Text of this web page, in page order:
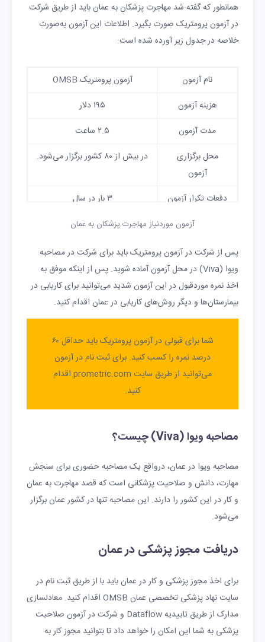
همانطور که گفته شد مهاجرت پزشکان به عمان باید از طریق شرکت
در آزمون پرومتریک صورت بگیرد. اطلاعات این آزمون به‌صورت
خلاصه در جدول زیر آورده شده است:
نام آزمون
آزمون پرومتریک OMSB
هزینه آزمون
۱۹۵ دلار
مدت آزمون
۲.۵ ساعت
محل برگزاری
آزمون
در بیش از ۸۰ کشور برگزار می‌شود.
دفعات تکرار آزمون ۳ بار در سال
آزمون موردنیاز مهاجرت پزشکان به عمان
پس از شرکت در آزمون پرومتریک باید برای شرکت در مصاحبه
ویوا (Viva) در محل آزمون آماده شوید. پس از اینکه موفق به
اخذ نمره موردقبول در این آزمون شدید می‌توانید برای کاریابی در
بیمارستان‌ها و دیگر روش‌های کاریابی در عمان اقدام کنید.
شما برای قبولی در آزمون پرومتریک باید حداقل ۶۰
درصد نمره را کسب کنید. برای ثبت نام در آزمون
می‌توانید از طریق سایت prometric.com اقدام
کنید.
مصاحبه ویوا (Viva) چیست؟
مصاحبه ویوا در عمان، درواقع یک مصاحبه حضوری برای سنجش
مهارت، دانش و صلاحیت پزشکانی است که قصد مهاجرت به عمان
و کار در این کشور را دارند. این مصاحبه تنها در کشور عمان برگزار
می‌شود.
دریافت مجوز پزشکی در عمان
برای اخذ مجوز پزشکی و کار در عمان باید با از طریق ثبت نام در
سایت نهاد پزشکی تخصصی عمان OMSB اقدام کنید. معادلسازی
مدارک از طریق تاییدیه Dataflow و شرکت در آزمون صلاحیت
پزشکی به شما این امکان را خواهد داد تا بتوانید مجوز کار به